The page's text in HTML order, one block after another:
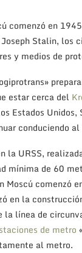
comenzó en
Stalin, los
y medios de
estar cerca del
Estados
conduciendo
la URSS,
mínima de 60
comenzó
la
línea de
de metro
al metro.